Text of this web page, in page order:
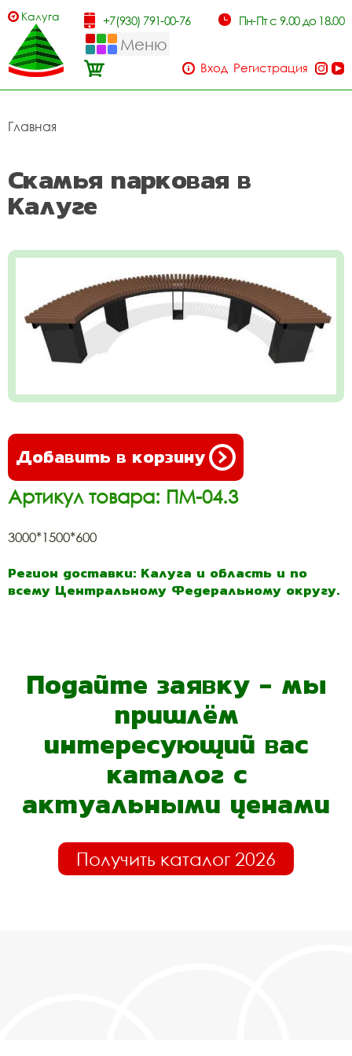
Калуга +7(930) 791-00-76 Пн-Пт с 9.00 до 18.00
Меню
Вход Регистрация
Главная
Скамья парковая в
Калуге
Добавить в корзину
Артикул товара: ПМ-04.3
3000*1500*600
Регион доставки: Калуга и область и по
всему Центральному Федеральному округу.
Подайте заявку - мы
пришлём
интересующий вас
каталог с
актуальными ценами
Получить каталог 2026